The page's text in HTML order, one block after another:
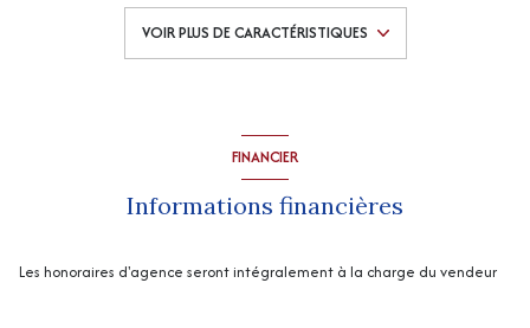
cuisine séparée (équipée)
VOIR PLUS DE CARACTÉRISTIQUES
FINANCIER
Informations financières
Les honoraires d'agence seront intégralement à la charge du vendeur